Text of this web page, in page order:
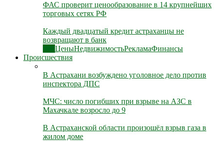
ФАС проверит ценообразование в 14 крупнейших
торговых сетях РФ
Каждый двадцатый кредит астраханцы не
возвращают в банк
ЦеныНедвижимостьРекламаФинансы
Происшествия
В Астрахани возбуждено уголовное дело против
инспектора ДПС
МЧС: число погибших при взрыве на АЗС в
Махачкале возросло до 9
В Астраханской области произошёл взрыв газа в
жилом доме